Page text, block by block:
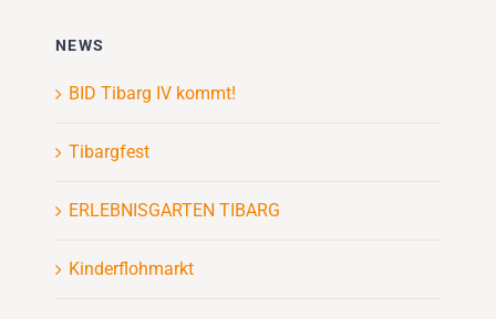
NEWS
BID Tibarg IV kommt!
Tibargfest
ERLEBNISGARTEN TIBARG
Kinderflohmarkt